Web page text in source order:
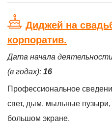
Диджей на
корпоратив.
Дата начала
(в годах): 16
Профессиональное
свет, дым, мыльные пузыри,
большом экране.